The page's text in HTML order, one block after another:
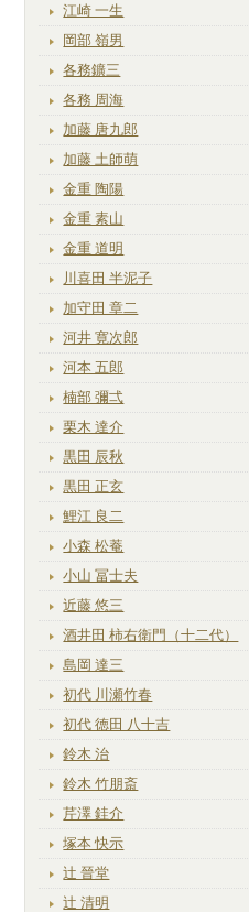
江崎 一生
岡部 嶺男
各務鑛三
各務 周海
加藤 唐九郎
加藤 土師萌
金重 陶陽
金重 素山
金重 道明
川喜田 半泥子
加守田 章二
河井 寛次郎
河本 五郎
楠部 彌弌
栗木 達介
黒田 辰秋
黒田 正玄
鯉江 良二
小森 松菴
小山 冨士夫
近藤 悠三
酒井田 柿右衛門（十二代）
島岡 達三
初代 川瀬竹春
初代 徳田 八十吉
鈴木 治
鈴木 竹朋斎
芹澤 銈介
塚本 快示
辻 晉堂
辻 清明